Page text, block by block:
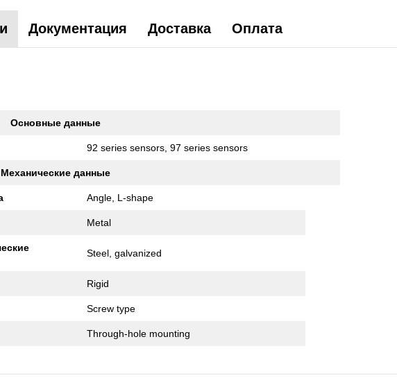
Документация Доставка Оплата
Основные данные
92 series sensors, 97 series sensors
Механические данные
Angle, L-shape
Metal
Steel, galvanized
Rigid
Screw type
Through-hole mounting